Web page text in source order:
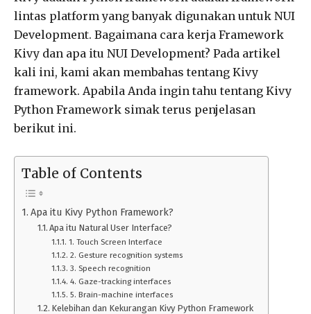
lintas platform yang banyak digunakan untuk NUI
Development. Bagaimana cara kerja Framework
Kivy dan apa itu NUI Development? Pada artikel
kali ini, kami akan membahas tentang Kivy
framework. Apabila Anda ingin tahu tentang Kivy
Python Framework simak terus penjelasan
berikut ini.
Table of Contents
Apa itu Kivy Python Framework?
Apa itu Natural User Interface?
1. Touch Screen Interface
2. Gesture recognition systems
3. Speech recognition
4. Gaze-tracking interfaces
5. Brain-machine interfaces
Kelebihan dan Kekurangan Kivy Python Framework